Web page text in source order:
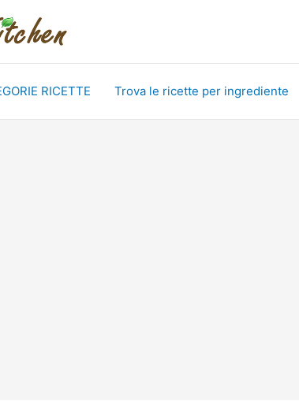
RICETTE Trova le ricette per ingrediente